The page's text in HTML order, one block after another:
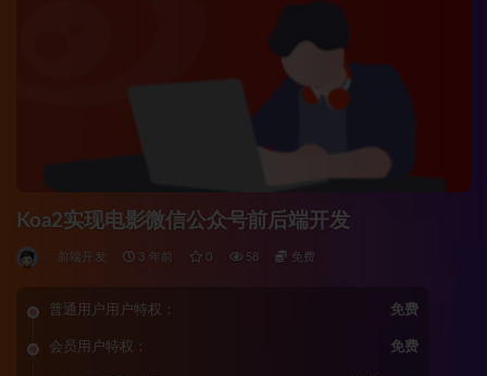
Koa2实现电影微信公众号前后端开发
前端开发 3 年前 0 58 免费
普通用户用户特权： 免费
会员用户特权： 免费